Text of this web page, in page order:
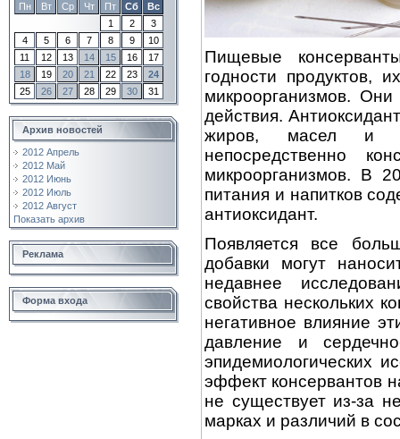
Пн
Вт Ср Чт Пт Сб
Вс
1
2
3
4
5 6 7 8 9
10
11
12 13 14 15 16
17
18
19 20 21 22 23
24
25
26 27 28 29 30 31
Архив новостей
2012 Апрель
2012 Май
2012 Июнь
2012 Июль
2012 Август
Показать архив
Реклама
Форма входа
Пищевые
годности продуктов,
микроорганизмов.
действия.
жиров, масел и
непосредственно
микроорганизмов. В
питания и напитков
антиоксидант.
Появляется все
добавки могут
недавнее
свойства нескольких
негативное влияние
давление и
эпидемиологических
эффект консервантов
не существует из-за
марках и различий в